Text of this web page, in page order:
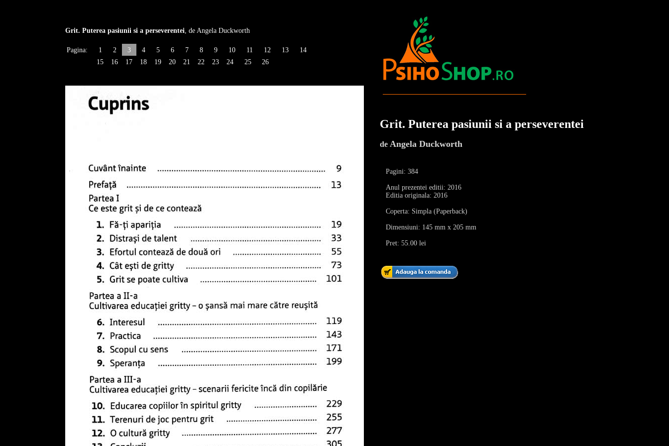
Grit. Puterea pasiunii si a perseverentei, de Angela Duckworth
Pagina: 1 2 3 4 5 6 7 8 9 10 11 12 13
14
15
16 17 18 19 20 21 22 23 24 25 26
Grit. Puterea pasiunii si a perseverentei
de Angela Duckworth
Pagini: 384
Anul prezentei editii: 2016
Editia originala: 2016
Coperta: Simpla (Paperback)
Dimensiuni: 145 mm x 205 mm
Pret: 55.00 lei